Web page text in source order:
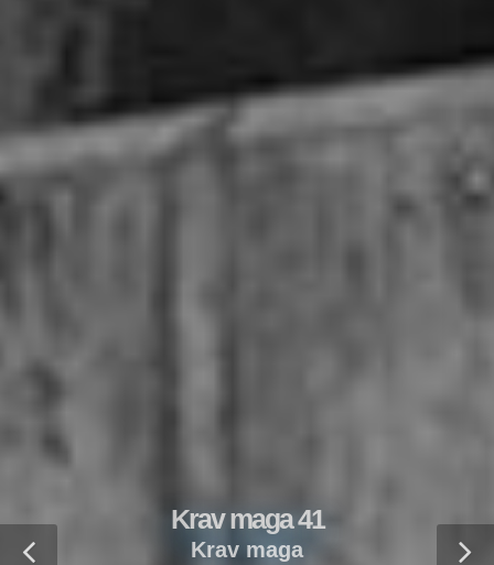
Krav maga 41
Krav maga